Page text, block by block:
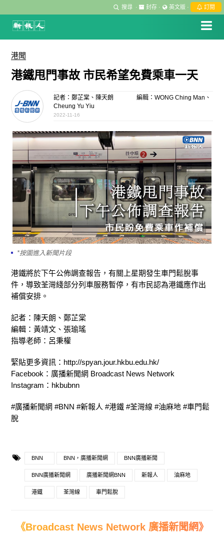
搜尋 · 封存 · 英文版 · 訂閱
港聞
港鐵甩門事故 市民希望免費乘車一天
記者：鄭芷棠、陳天朗
編輯：WONG Ching Man、
Cheung Yu Yiu
2022-11-16
*按圖進入新聞片段
港鐵將於下午公佈調查報告，有關上星期發生車門鬆脫事
件，導致荃灣綫部分列車服務暫停，有市民認為港鐵應作出
補償安排。
記者：陳天朗、鄭芷棠
編輯：黃靖文、張瑜瑤
指導老師：呂秉權
緊貼更多資訊：http://spyan.jour.hkbu.edu.hk/
Facebook：廣播新聞網 Broadcast News Network
Instagram：hkbubnn
#廣播新聞網 #BNN #新報人 #港鐵 #荃灣線 #油麻地 #車門鬆
脫
BNN BNN，廣播新聞網 BNN廣播新聞
BNN廣播新聞網 廣播新聞網BNN 新報人 油麻地
港鐵 荃灣線 車門鬆脫
《Broadcast News Network 廣播新聞網》